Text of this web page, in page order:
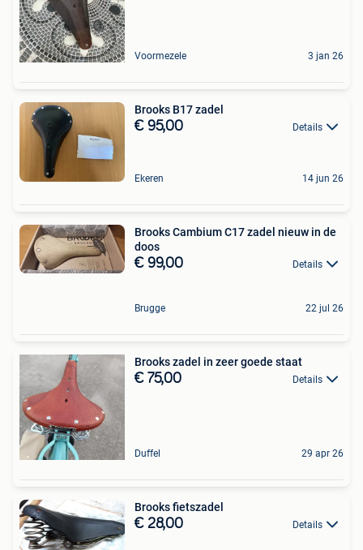
Voormezele 3 jan 26
Brooks B17 zadel
€ 95,00 Details
Ekeren 14 jun 26
Brooks Cambium C17 zadel nieuw in de
doos
€ 99,00 Details
Brugge 22 jul 26
Brooks zadel in zeer goede staat
€ 75,00 Details
Duffel 29 apr 26
Brooks fietszadel
€ 28,00 Details